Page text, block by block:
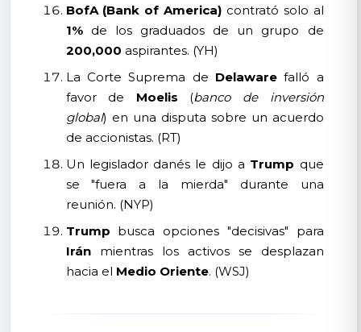
BofA (Bank of America) contrató solo al
1%de los graduados de un grupo de
200,000 aspirantes. (YH)
La Corte Suprema de Delawarefalló a
favor de Moelis (banco de inversión
global) en una disputa sobre un acuerdo
de accionistas. (RT)
Un legislador danés le dijo a Trump que
se "fuera a la mierda" durante una
reunión. (NYP)
Trump busca opciones "decisivas" para
Iránmientras los activos se desplazan
hacia el Medio Oriente. (WSJ)